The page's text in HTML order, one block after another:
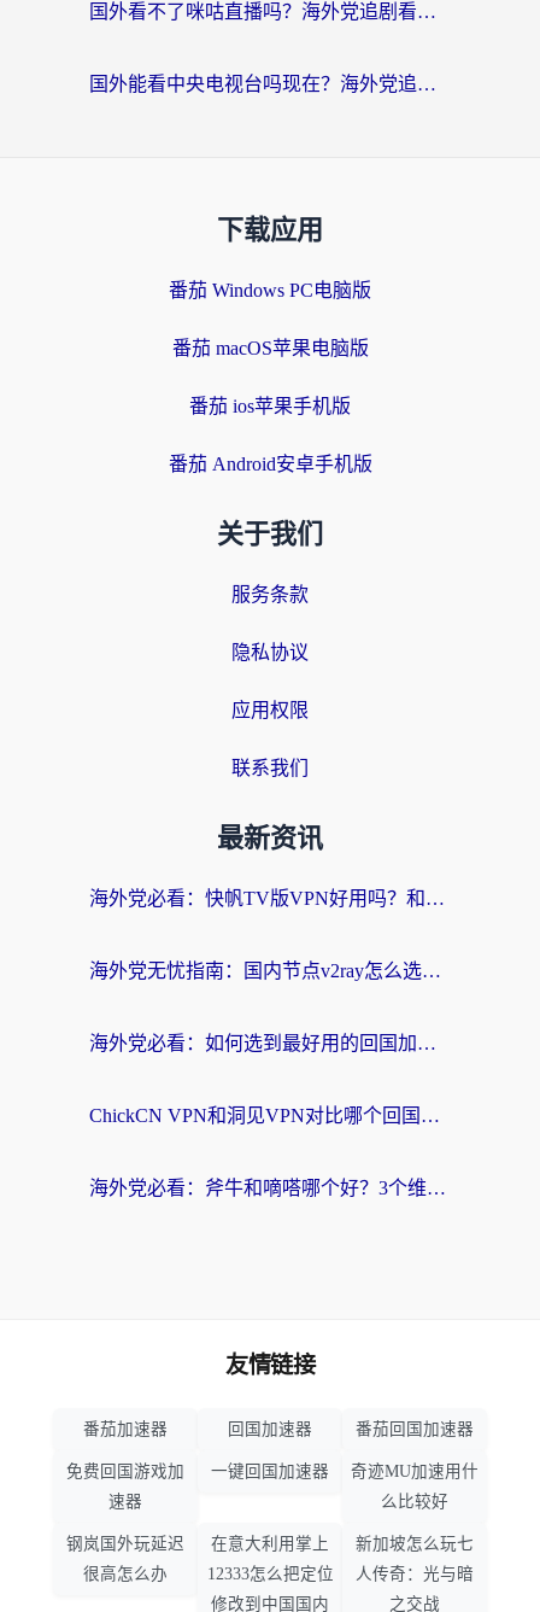
国外看不了咪咕直播吗？海外党追剧看片的加速器选择指南
国外能看中央电视台吗现在？海外党追剧看央视的实用指南
下载应用
番茄 Windows PC电脑版
番茄 macOS苹果电脑版
番茄 ios苹果手机版
番茄 Android安卓手机版
关于我们
服务条款
隐私协议
应用权限
联系我们
最新资讯
海外党必看：快帆TV版VPN好用吗？和快游VPN对比哪个回国效果更好？附实用避坑指南
海外党无忧指南：国内节点v2ray怎么选？一键回国VPN+多场景实测帮你避坑
海外党必看：如何选到最好用的回国加速器？从节点到售后的全维度指南
ChickCN VPN和洞见VPN对比哪个回国效果更好？海外党亲测3款加速器+避坑指南
海外党必看：斧牛和嘀嗒哪个好？3个维度教你选对回国加速器
友情链接
番茄加速器 回国加速器 番茄回国加速器
免费回国游戏加
速器
一键回国加速器
奇迹MU加速用什
么比较好
钢岚国外玩延迟
很高怎么办
在意大利用掌上
12333怎么把定位
修改到中国国内
新加坡怎么玩七
人传奇：光与暗
之交战